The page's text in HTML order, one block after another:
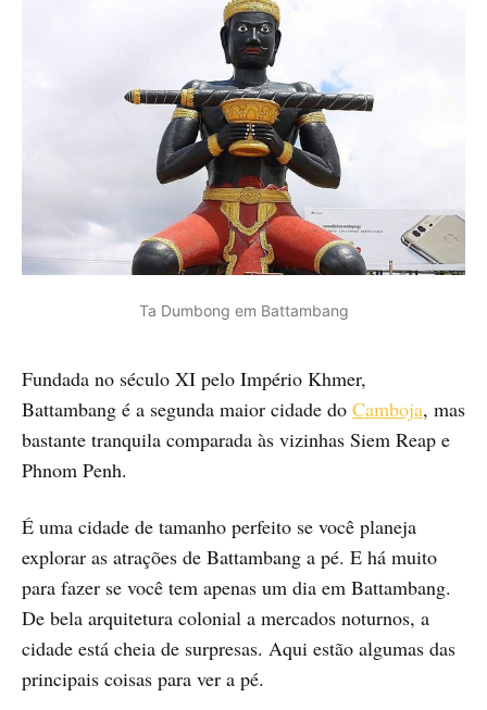
Ta Dumbong em Battambang
Fundada no século XI pelo Império Khmer,
Battambang é a segunda maior cidade do Camboja, mas
bastante tranquila comparada às vizinhas Siem Reap e
Phnom Penh.
É uma cidade de tamanho perfeito se você planeja
explorar as atrações de Battambang a pé. E há muito
para fazer se você tem apenas um dia em Battambang.
De bela arquitetura colonial a mercados noturnos, a
cidade está cheia de surpresas. Aqui estão algumas das
principais coisas para ver a pé.